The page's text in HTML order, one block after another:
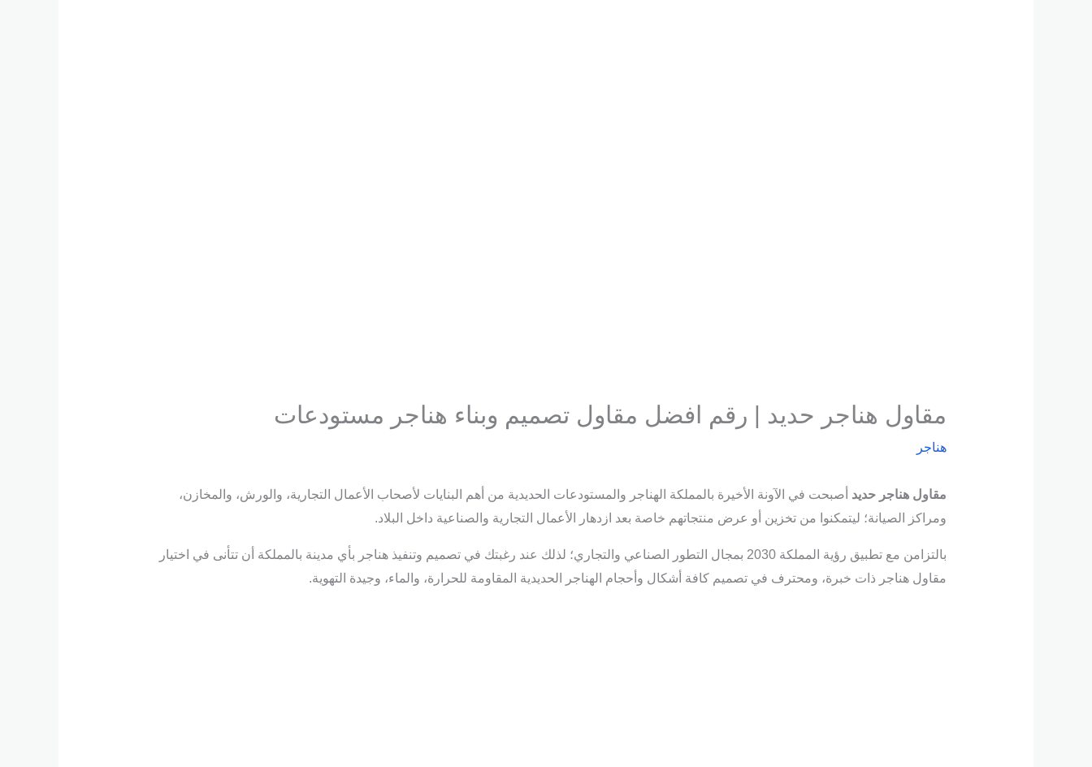
مقاول هناجر حديد | رقم افضل مقاول تصميم وبناء هناجر مستودعات
هناجر
مقاول هناجر حديد أصبحت في الآونة الأخيرة بالمملكة الهناجر والمستودعات الحديدية من أهم البنايات لأصحاب الأعمال التجارية، والورش، والمخازن،
ومراكز الصيانة؛ ليتمكنوا من تخزين أو عرض منتجاتهم خاصة بعد ازدهار الأعمال التجارية والصناعية داخل البلاد.
بالتزامن مع تطبيق رؤية المملكة 2030 بمجال التطور الصناعي والتجاري؛ لذلك عند رغبتك في تصميم وتنفيذ هناجر بأي مدينة بالمملكة أن تتأنى في اختيار
مقاول هناجر ذات خبرة، ومحترف في تصميم كافة أشكال وأحجام الهناجر الحديدية المقاومة للحرارة، والماء، وجيدة التهوية.